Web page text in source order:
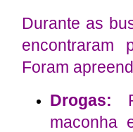
Durante as
encontraram
Foram
Drogas:
maconha